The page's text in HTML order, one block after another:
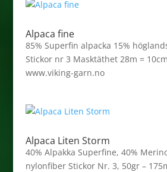
Alpaca fine
85% Superfin alpacka 15%
Stickor nr 3 Masktäthet 28m =
www.viking-garn.no
Alpaca Liten Storm
40% Alpakka Superfine, 40%
nylonfiber Stickor Nr. 3, 50gr –